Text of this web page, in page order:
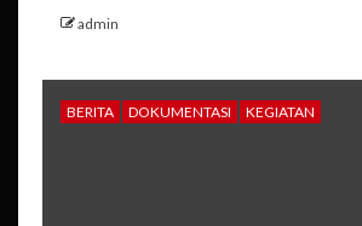
admin
BERITA DOKUMENTASI KEGIATAN